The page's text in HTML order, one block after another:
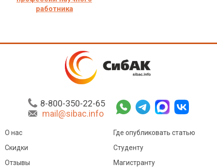
работника
8-800-350-22-65
mail@sibac.info
О нас
Скидки
Отзывы
Где опубликовать статью
Студенту
Магистранту